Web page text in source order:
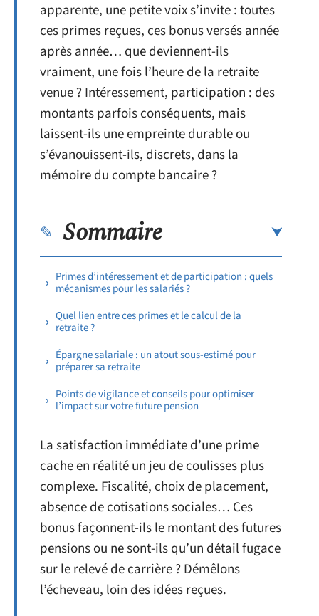
apparente, une petite voix s’invite : toutes
ces primes reçues, ces bonus versés année
après année… que deviennent-ils
vraiment, une fois l’heure de la retraite
venue ? Intéressement, participation : des
montants parfois conséquents, mais
laissent-ils une empreinte durable ou
s’évanouissent-ils, discrets, dans la
mémoire du compte bancaire ?
Sommaire
Primes d’intéressement et de participation : quels
mécanismes pour les salariés ?
Quel lien entre ces primes et le calcul de la
retraite ?
Épargne salariale : un atout sous-estimé pour
préparer sa retraite
Points de vigilance et conseils pour optimiser
l’impact sur votre future pension
La satisfaction immédiate d’une prime
cache en réalité un jeu de coulisses plus
complexe. Fiscalité, choix de placement,
absence de cotisations sociales… Ces
bonus façonnent-ils le montant des futures
pensions ou ne sont-ils qu’un détail fugace
sur le relevé de carrière ? Démêlons
l’écheveau, loin des idées reçues.